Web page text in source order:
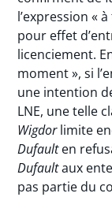
l’expression «
pour effet
licenciement.
moment », si
une intention
LNE, une telle
Wigdorlimite
Dufaulten
Dufaultaux
pas partie du